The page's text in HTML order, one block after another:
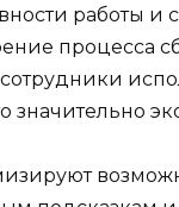
работы
процесса